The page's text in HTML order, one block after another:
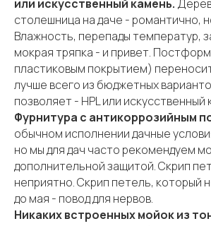
или искусственный камень.
столешница на даче - романтично,
Влажность, перепады температур,
мокрая тряпка - и привет.
пластиковым покрытием)
лучше всего из бюджетных
позволяет - HPL или искусственный
Фурнитура с антикоррозийным
обычном исполнении дачные
но мы для дач часто рекомендуем
дополнительной защитой. Скрип
неприятно. Скрип петель, который
до мая - повод для нервов.
Никаких встроенных мойок из